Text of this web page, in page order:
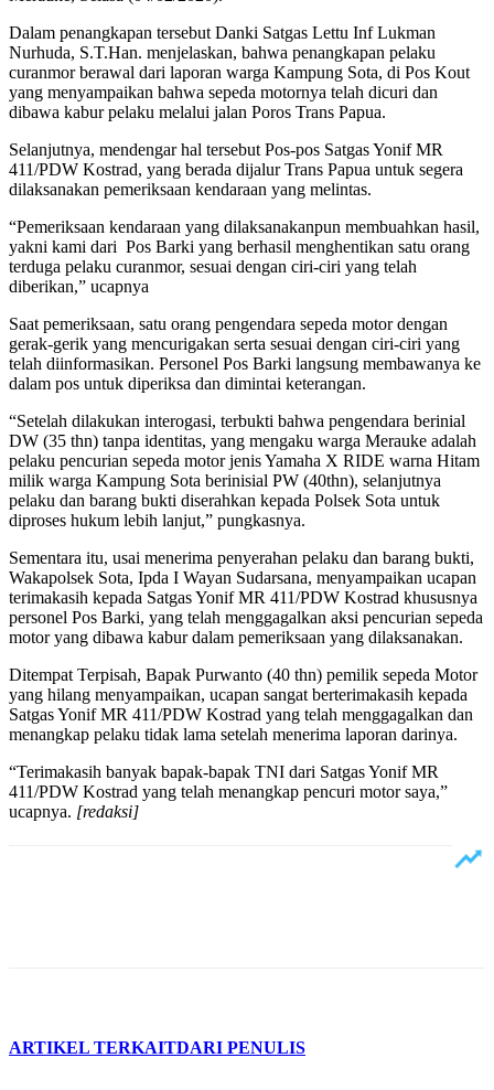
Dalam penangkapan tersebut Danki Satgas Lettu Inf Lukman
Nurhuda, S.T.Han. menjelaskan, bahwa penangkapan pelaku
curanmor berawal dari laporan warga Kampung Sota, di Pos Kout
yang menyampaikan bahwa sepeda motornya telah dicuri dan
dibawa kabur pelaku melalui jalan Poros Trans Papua.
Selanjutnya, mendengar hal tersebut Pos-pos Satgas Yonif MR
411/PDW Kostrad, yang berada dijalur Trans Papua untuk segera
dilaksanakan pemeriksaan kendaraan yang melintas.
“Pemeriksaan kendaraan yang dilaksanakanpun membuahkan hasil,
yakni kami dari Pos Barki yang berhasil menghentikan satu orang
terduga pelaku curanmor, sesuai dengan ciri-ciri yang telah
diberikan,” ucapnya
Saat pemeriksaan, satu orang pengendara sepeda motor dengan
gerak-gerik yang mencurigakan serta sesuai dengan ciri-ciri yang
telah diinformasikan. Personel Pos Barki langsung membawanya ke
dalam pos untuk diperiksa dan dimintai keterangan.
“Setelah dilakukan interogasi, terbukti bahwa pengendara berinial
DW (35 thn) tanpa identitas, yang mengaku warga Merauke adalah
pelaku pencurian sepeda motor jenis Yamaha X RIDE warna Hitam
milik warga Kampung Sota berinisial PW (40thn), selanjutnya
pelaku dan barang bukti diserahkan kepada Polsek Sota untuk
diproses hukum lebih lanjut,” pungkasnya.
Sementara itu, usai menerima penyerahan pelaku dan barang bukti,
Wakapolsek Sota, Ipda I Wayan Sudarsana, menyampaikan ucapan
terimakasih kepada Satgas Yonif MR 411/PDW Kostrad khususnya
personel Pos Barki, yang telah menggagalkan aksi pencurian sepeda
motor yang dibawa kabur dalam pemeriksaan yang dilaksanakan.
Ditempat Terpisah, Bapak Purwanto (40 thn) pemilik sepeda Motor
yang hilang menyampaikan, ucapan sangat berterimakasih kepada
Satgas Yonif MR 411/PDW Kostrad yang telah menggagalkan dan
menangkap pelaku tidak lama setelah menerima laporan darinya.
“Terimakasih banyak bapak-bapak TNI dari Satgas Yonif MR
411/PDW Kostrad yang telah menangkap pencuri motor saya,”
ucapnya. [redaksi]
ARTIKEL TERKAITDARI PENULIS